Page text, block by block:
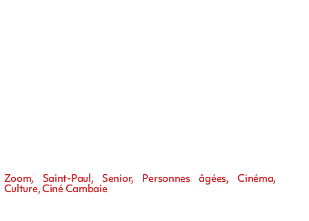
Zoom, Saint-Paul, Senior, Personnes âgées, Cinéma,
Culture, Ciné Cambaie